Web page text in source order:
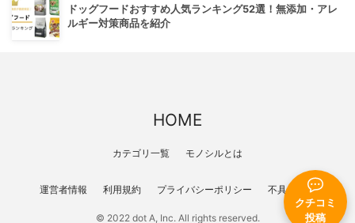
クチコミ
投稿
ドッグフードおすすめ人気ランキング52選！無添加・アレ
ルギー対策商品を紹介
HOME
カテゴリ一覧 モノシルとは
運営者情報 利用規約 プライバシーポリシー 不具合報告
© 2022 dot A, Inc. All rights reserved.